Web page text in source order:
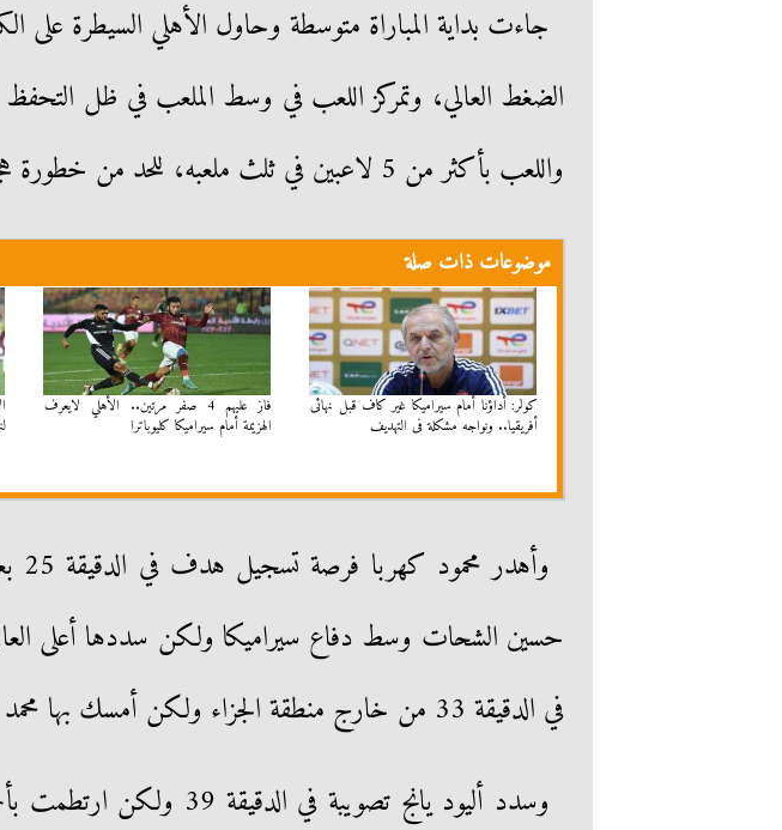
جاءت بداية المباراة متوسطة وحاول الأهلي السيطرة على
الضغط العالي، وتمركز اللعب في وسط الملعب في ظل
واللعب بأكثر من 5 لاعبين في ثلث ملعبه، للحد من خطورة هجوم الأهلي.
موضوعات ذات صلة
كولر: أداؤنا أمام سيراميكا غير كاف قبل نهائى
أفريقيا.. ونواجه مشكلة فى التهديف
فاز عليهم 4 صفر مرتين.. الأهلي لايعرف
الهزيمة أمام سيراميكا كليوباترا
حسين الشحات وسط دفاع سيراميكا ولكن سددها أعلى
في الدقيقة 33 من خارج منطقة الجزاء ولكن أمسك بها محمد بسام.
وسدد أليود يانج تصويبة في